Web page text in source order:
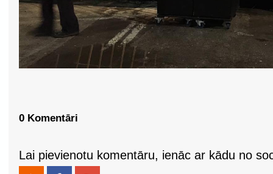
0 Komentāri
Lai pievienotu komentāru, ienāc ar kādu no